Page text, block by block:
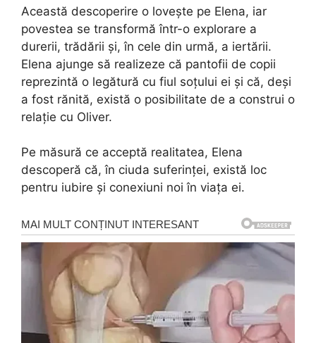
Această descoperire o lovește pe Elena, iar
povestea se transformă într-o explorare a
durerii, trădării și, în cele din urmă, a iertării.
Elena ajunge să realizeze că pantofii de copii
reprezintă o legătură cu fiul soțului ei și că, deși
a fost rănită, există o posibilitate de a construi o
relație cu Oliver.
Pe măsură ce acceptă realitatea, Elena
descoperă că, în ciuda suferinței, există loc
pentru iubire și conexiuni noi în viața ei.